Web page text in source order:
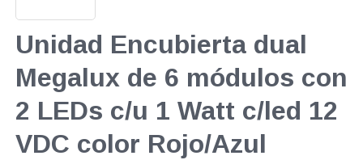
Unidad Encubierta dual
Megalux de 6 módulos con
2 LEDs c/u 1 Watt c/led 12
VDC color Rojo/Azul